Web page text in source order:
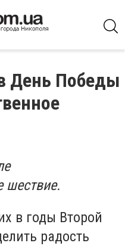
День Победы
шествие.
в годы Второй
радость